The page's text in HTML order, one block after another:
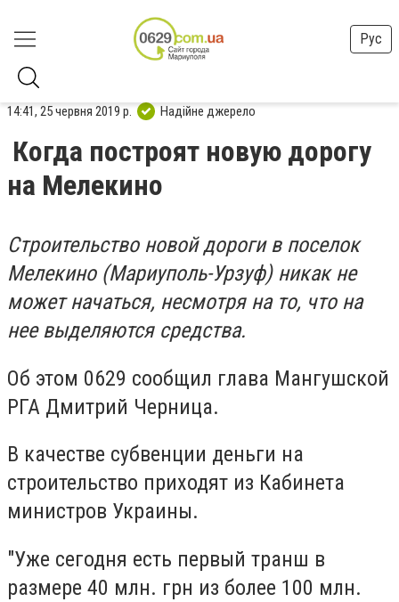
Рус
14:41, 25 червня 2019 р. Надійне джерело
Когда построят новую дорогу
на Мелекино
Строительство новой дороги в поселок
Мелекино (Мариуполь-Урзуф) никак не
может начаться, несмотря на то, что на
нее выделяются средства.
Об этом 0629 сообщил глава Мангушской
РГА Дмитрий Черница.
В качестве субвенции деньги на
строительство приходят из Кабинета
министров Украины.
"Уже сегодня есть первый транш в
размере 40 млн. грн из более 100 млн.